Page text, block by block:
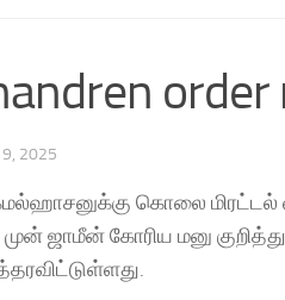
2025
கொலை மிரட்டல்
ஜாமீன் கோரிய மனு